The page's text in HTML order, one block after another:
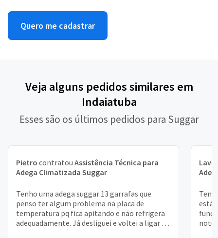
Quero me cadastrar
Veja alguns pedidos similares em
Indaiatuba
Esses são os últimos pedidos para Suggar
Pietro contratou Assistência Técnica para
Adega Climatizada Suggar
Tenho uma adega suggar 13 garrafas que
penso ter algum problema na placa de
temperatura pq fica apitando e não refrigera
adequadamente. Já desliguei e voltei a ligar e
funcionou, porém vo...
está
notei